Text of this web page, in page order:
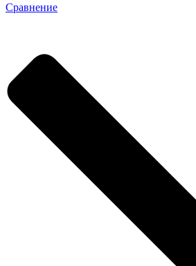
Сравнение